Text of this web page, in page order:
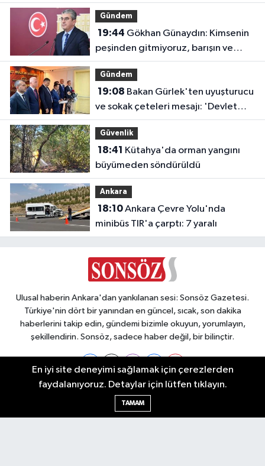
Gündem
19:44
peşinden gitmiyoruz, barışın ve
demokrasinin peşindeyiz
Gündem
19:08
ve sokak çeteleri mesajı: 'Devlet
buradadır'
Güvenlik
18:41
büyümeden söndürüldü
Ankara
18:10Ankara Çevre Yolu'nda
minibüs TIR'a çarptı: 7 yaralı
Ulusal haberin Ankara'dan yankılanan sesi: Sonsöz Gazetesi.
Türkiye'nin dört bir yanından en güncel, sıcak, son dakika
haberlerini takip edin, gündemi bizimle okuyun, yorumlayın,
şekillendirin. Sonsöz, sadece haber değil, bir bilinçtir.
Ankara Nöbetçi Eczaneler
En iyi site deneyimi sağlamak için çerezlerden
faydalanıyoruz. Detaylar için lütfen tıklayın.
TAMAM